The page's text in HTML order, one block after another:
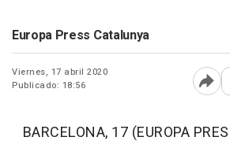
Europa Press Catalunya
Viernes, 17 abril 2020
Publicado: 18:56
BARCELONA, 17 (EUROPA